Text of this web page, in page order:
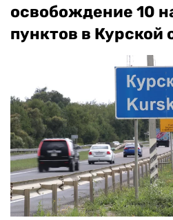
освобождение 10
пунктов в Курской